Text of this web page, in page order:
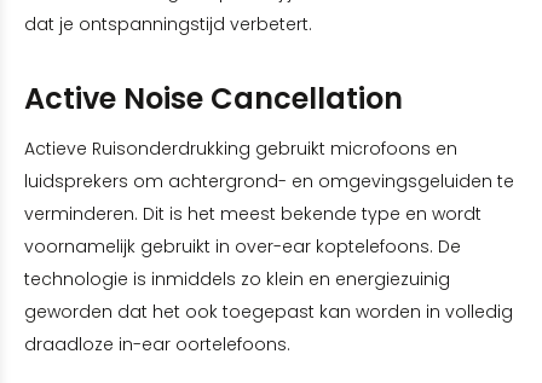
dat je ontspanningstijd verbetert.
Active Noise Cancellation
Actieve Ruisonderdrukking gebruikt microfoons en
luidsprekers om achtergrond- en omgevingsgeluiden te
verminderen. Dit is het meest bekende type en wordt
voornamelijk gebruikt in over-ear koptelefoons. De
technologie is inmiddels zo klein en energiezuinig
geworden dat het ook toegepast kan worden in volledig
draadloze in-ear oortelefoons.